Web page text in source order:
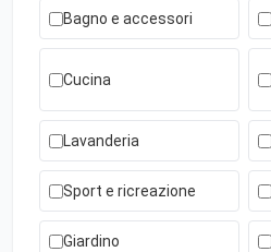
Bagno e accessori
Cucina
Lavanderia
Sport e ricreazione
Giardino